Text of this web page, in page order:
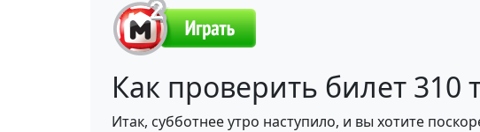
Как проверить билет
Итак, субботнее утро наступило, и вы хотите